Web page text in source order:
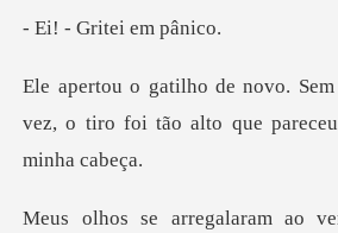
Loja
Histórico
Gritei e
vez, o tiro foi tão alto qu